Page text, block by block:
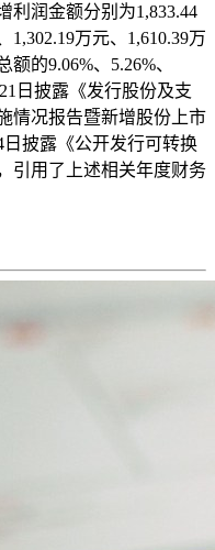
利润金额分别为1,833.44
1,302.19万元、1,610.39万
的9.06%、5.26%、
日披露《发行股份及支
情况报告暨新增股份上市
日披露《公开发行可转换
引用了上述相关年度财务